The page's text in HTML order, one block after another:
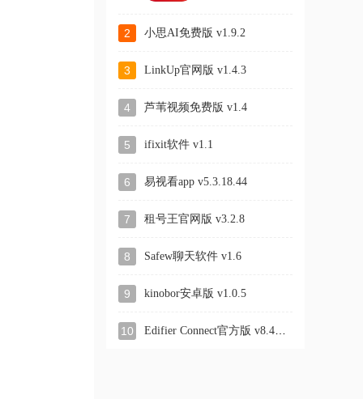
2 小思AI免费版 v1.9.2
3 LinkUp官网版 v1.4.3
4 芦苇视频免费版 v1.4
5 ifixit软件 v1.1
6 易视看app v5.3.18.44
7 租号王官网版 v3.2.8
8 Safew聊天软件 v1.6
9 kinobor安卓版 v1.0.5
10